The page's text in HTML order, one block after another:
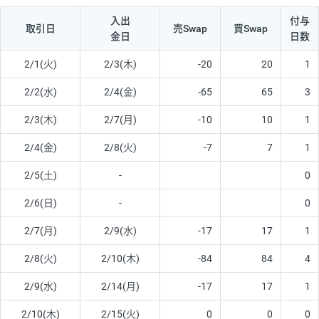
取引日
入出
金日
売Swap 買Swap
付与
日数
2/1(火) 2/3(木) -20 20 1
2/2(水) 2/4(金) -65 65 3
2/3(木) 2/7(月) -10 10 1
2/4(金) 2/8(火) -7 7 1
2/5(土) - 0
2/6(日) - 0
2/7(月) 2/9(水) -17 17 1
2/8(火) 2/10(木) -84 84 4
2/9(水) 2/14(月) -17 17 1
2/10(木) 2/15(火) 0 0 0